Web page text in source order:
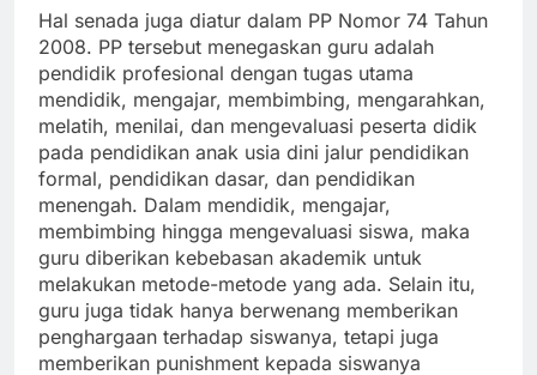
Hal senada juga diatur dalam PP Nomor 74 Tahun
2008. PP tersebut menegaskan guru adalah
pendidik profesional dengan tugas utama
mendidik, mengajar, membimbing, mengarahkan,
melatih, menilai, dan mengevaluasi peserta didik
pada pendidikan anak usia dini jalur pendidikan
formal, pendidikan dasar, dan pendidikan
menengah. Dalam mendidik, mengajar,
membimbing hingga mengevaluasi siswa, maka
guru diberikan kebebasan akademik untuk
melakukan metode-metode yang ada. Selain itu,
guru juga tidak hanya berwenang memberikan
penghargaan terhadap siswanya, tetapi juga
memberikan punishment kepada siswanya